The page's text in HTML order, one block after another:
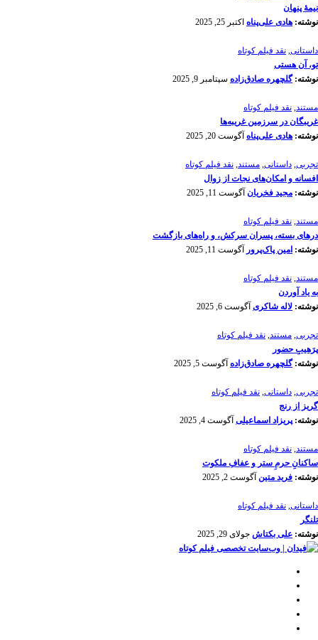
نیمۀ پنهان
نوشته: هادی علی‌پناه اکتبر 25, 2025
داستانی, نقد فیلم کوتاه
تو، آن هستی
نوشته:گلچهره صادق‌زاده سپتامبر 9, 2025
مستند, نقد فیلم کوتاه
غریبگان در سرزمین غریبه‌ها
نوشته: هادی علی‌پناه آگوست 20, 2025
تجربی, داستانی, مستند, نقد فیلم کوتاه
افسانه‌ و امکان‌های نجات از زوال
نوشته: مجید فخریان آگوست 11, 2025
مستند, نقد فیلم کوتاه
درهای بسته، پسران سرکش، و راه‌های بازگشت
نوشته: امین پاک‌پرور آگوست 11, 2025
مستند, نقد فیلم کوتاه
به یاد آوردن
نوشته: لاله شاکری آگوست 6, 2025
تجربی, مستند, نقد فیلم کوتاه
پرَهیب‌ِ حضور
نوشته:گلچهره صادق‌زاده آگوست 5, 2025
تجربی, داستانی, نقد فیلم کوتاه
گریز از رنج
نوشته:پریزاد اسماعیلی آگوست 4, 2025
مستند, نقد فیلم کوتاه
ساکنانِ حرمِ ستر و عفافِ ملکوت
نوشته: فرید متین آگوست 2, 2025
داستانی, نقد فیلم کوتاه
تلنگر
نوشته: علی بکتاش جولای 29, 2025